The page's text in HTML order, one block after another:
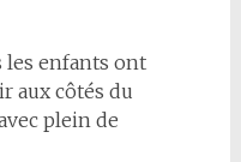
les enfants ont
aux côtés du
plein de